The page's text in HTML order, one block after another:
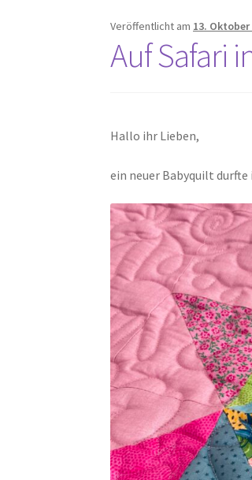
Veröffentlicht am 13. Oktober
Auf Safari
Hallo ihr Lieben,
ein neuer Babyquilt